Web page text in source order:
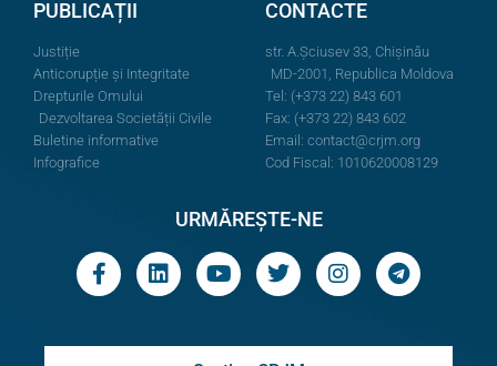
PUBLICAȚII
Justiție
Anticorupție și Integritate
Drepturile Omului
Dezvoltarea Societății Civile
Buletine informative
Infografice
CONTACTE
str. A.Şciusev 33, Chișinău
MD-2001, Republica Moldova
Tel: (+373 22) 843 601
Fax: (+373 22) 843 602
Email: contact@crjm.org
Cod Fiscal: 1010620008129
URMĂREȘTE-NE